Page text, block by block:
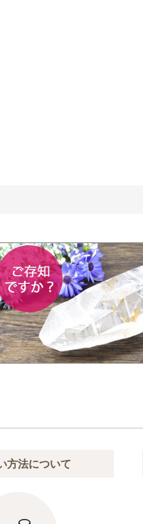
方法について